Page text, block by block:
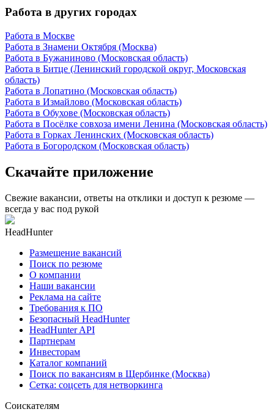
Работа в других городах
Работа в Москве
Работа в Знамени Октября (Москва)
Работа в Бужаниново (Московская область)
Работа в Битце (Ленинский городской округ, Московская
область)
Работа в Лопатино (Московская область)
Работа в Измайлово (Московская область)
Работа в Обухове (Московская область)
Работа в Посёлке совхоза имени Ленина (Московская область)
Работа в Горках Ленинских (Московская область)
Работа в Богородском (Московская область)
Скачайте приложение
Свежие вакансии, ответы на отклики и доступ к резюме —
всегда у вас под рукой
HeadHunter
Размещение вакансий
Поиск по резюме
О компании
Наши вакансии
Реклама на сайте
Требования к ПО
Безопасный HeadHunter
HeadHunter API
Партнерам
Инвесторам
Каталог компаний
Поиск по вакансиям в Щербинке (Москва)
Сетка: соцсеть для нетворкинга
Соискателям